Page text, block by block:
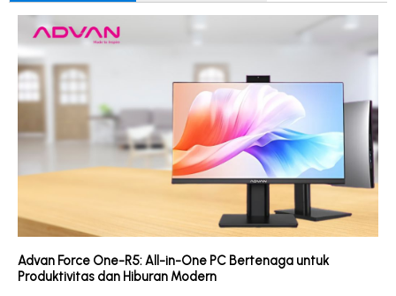
Advan Force One-R5: All-in-One PC Bertenaga untuk
Produktivitas dan Hiburan Modern